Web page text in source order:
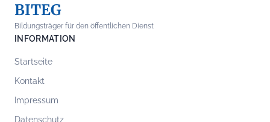
BITEG
Bildungsträger für den öffentlichen Dienst
INFORMATION
Startseite
Kontakt
Impressum
Datenschutz